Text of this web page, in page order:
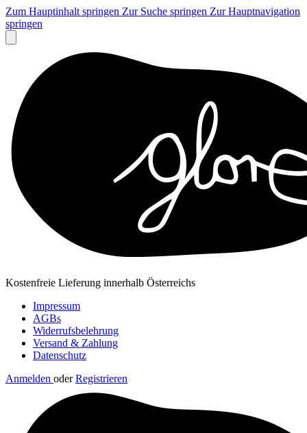
Zum Hauptinhalt springen Zur Suche springen Zur Hauptnavigation
springen
Kostenfreie Lieferung innerhalb Österreichs
Impressum
AGBs
Widerrufsbelehrung
Versand & Zahlung
Datenschutz
Anmelden oder Registrieren